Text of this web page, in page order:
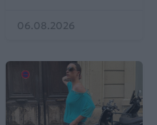
06.08.2026